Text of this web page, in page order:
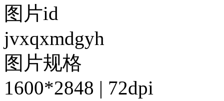
图片id
jvxqxmdgyh
图片规格
1600*2848 | 72dpi